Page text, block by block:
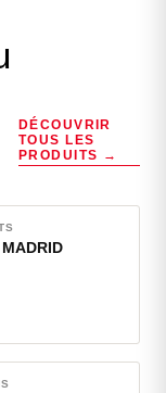
DÉCOUVRIR
TOUS LES
PRODUITS →
PRODUIT →